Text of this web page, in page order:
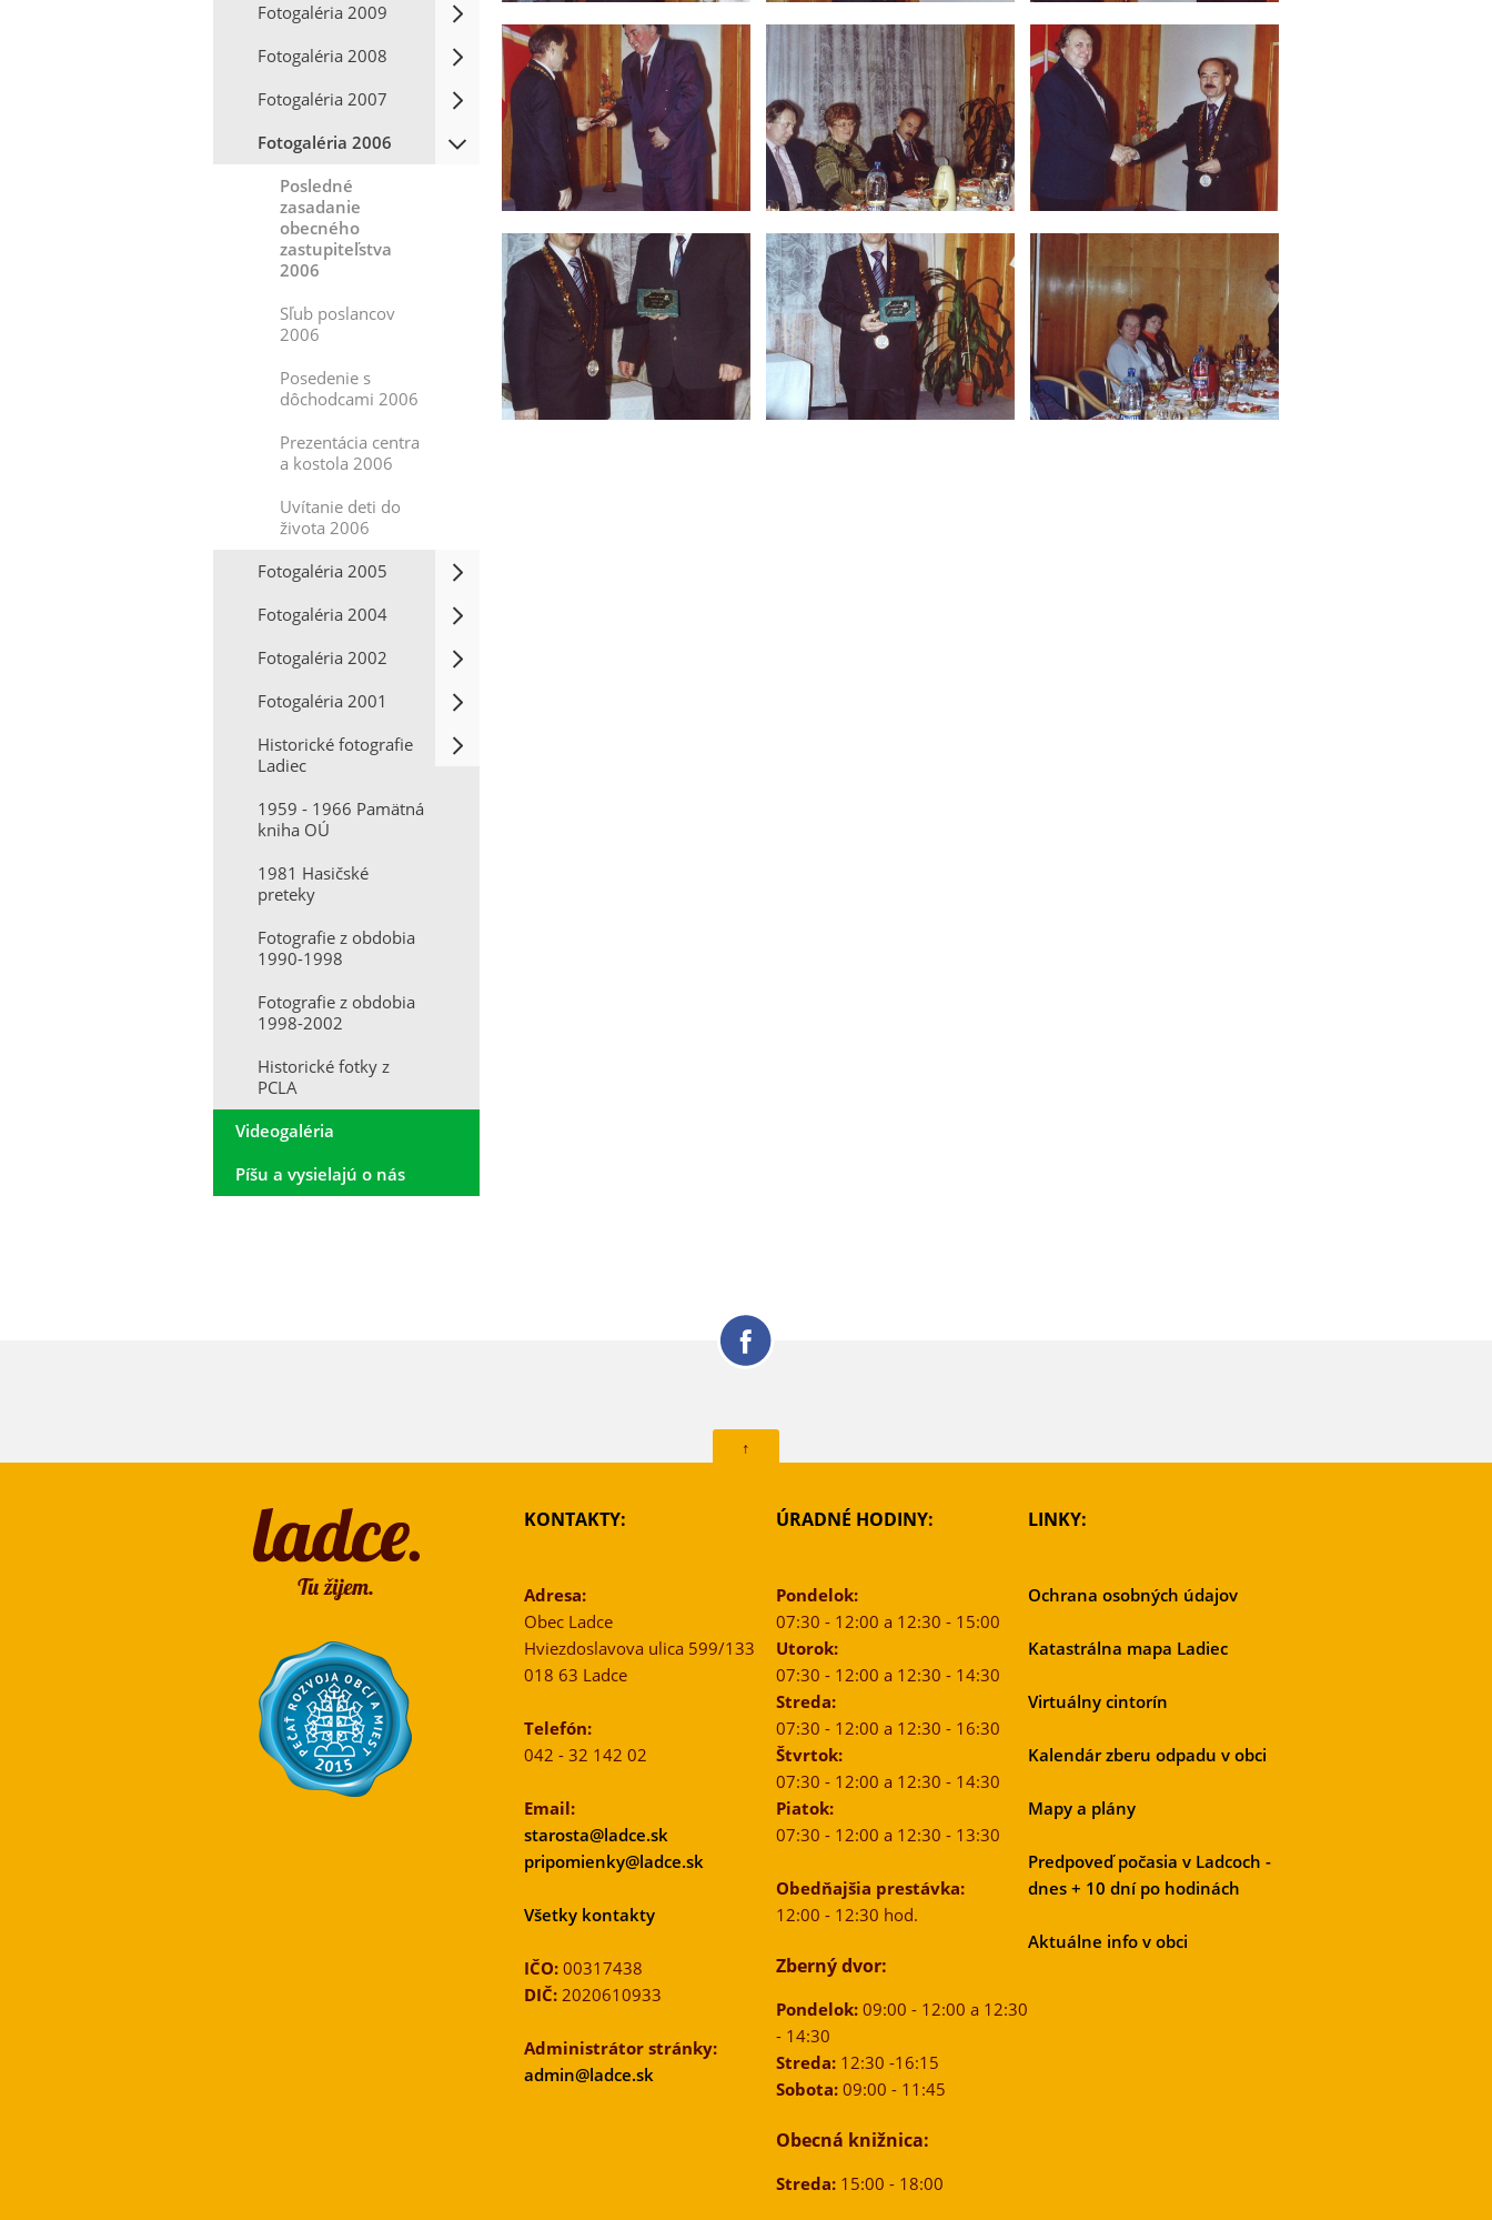
Fotogaléria 2009
Fotogaléria 2008
Fotogaléria 2007
Fotogaléria 2006
Posledné
zasadanie
obecného
zastupiteľstva
2006
Sľub poslancov
2006
Posedenie s
dôchodcami 2006
Prezentácia centra
a kostola 2006
Uvítanie deti do
života 2006
Fotogaléria 2005
Fotogaléria 2004
Fotogaléria 2002
Fotogaléria 2001
Historické fotografie
Ladiec
1959 - 1966 Pamätná
kniha OÚ
1981 Hasičské
preteky
Fotografie z obdobia
1990-1998
Fotografie z obdobia
1998-2002
Historické fotky z
PCLA
Videogaléria
Píšu a vysielajú o nás
↑
KONTAKTY:
Adresa:
Obec Ladce
Hviezdoslavova ulica 599/133
018 63 Ladce
Telefón:
042 - 32 142 02
Email:
starosta@ladce.sk
pripomienky@ladce.sk
Všetky kontakty
IČO: 00317438
DIČ: 2020610933
Administrátor stránky:
admin@ladce.sk
ÚRADNÉ HODINY:
Pondelok:
07:30 - 12:00 a 12:30 - 15:00
Utorok:
07:30 - 12:00 a 12:30 - 14:30
Streda:
07:30 - 12:00 a 12:30 - 16:30
Štvrtok:
07:30 - 12:00 a 12:30 - 14:30
Piatok:
07:30 - 12:00 a 12:30 - 13:30
Obedňajšia prestávka:
12:00 - 12:30 hod.
Zberný dvor:
Pondelok:09:00 - 12:00 a 12:30
- 14:30
Streda:12:30 -16:15
Sobota:09:00 - 11:45
Obecná knižnica:
Streda:15:00 - 18:00
LINKY:
Ochrana osobných údajov
Katastrálna mapa Ladiec
Virtuálny cintorín
Kalendár zberu odpadu v obci
Mapy a plány
Predpoveď počasia v Ladcoch -
dnes + 10 dní po hodinách
Aktuálne info v obci